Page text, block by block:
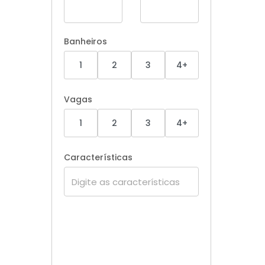
Banheiros
1
2 3 4+
Vagas
1
2 3 4+
Características